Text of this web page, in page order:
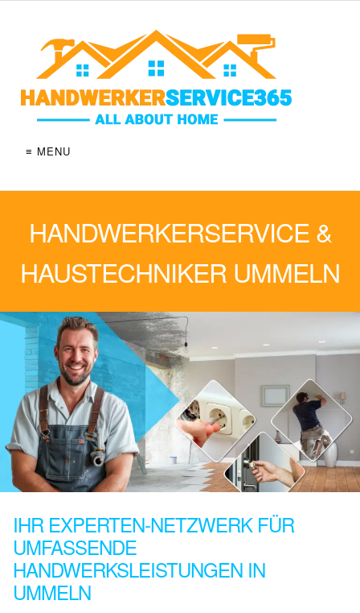
≡ MENU
HANDWERKERSERVICE &
HAUSTECHNIKER UMMELN
IHR EXPERTEN-NETZWERK FÜR
UMFASSENDE
HANDWERKSLEISTUNGEN IN
UMMELN